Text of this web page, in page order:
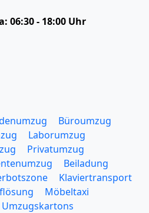
06:30 - 18:00 Uhr
Büroumzug
Laborumzug
Privatumzug
Beiladung
Klaviertransport
Möbeltaxi
Umzugskartons